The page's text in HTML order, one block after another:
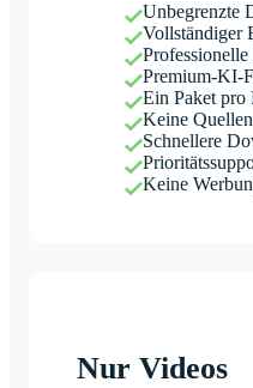
Unbegrenzte
Vollständiger
Premium-KI-
Ein Paket pro
Keine
Schnellere
Keine
Nur Videos